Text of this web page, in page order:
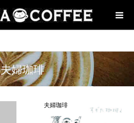
夫婦珈琲
夫婦珈琲